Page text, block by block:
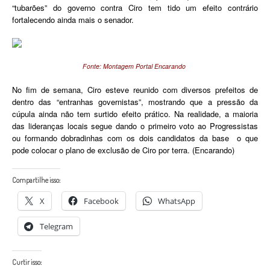
“tubarões” do governo contra Ciro tem tido um efeito contrário
fortalecendo ainda mais o senador.
Fonte: Montagem Portal Encarando
No fim de semana, Ciro esteve reunido com diversos prefeitos de
dentro das “entranhas governistas”, mostrando que a pressão da
cúpula ainda não tem surtido efeito prático. Na realidade, a maioria
das lideranças locais segue dando o primeiro voto ao Progressistas
ou formando dobradinhas com os dois candidatos da base o que
pode colocar o plano de exclusão de Ciro por terra. (Encarando)
Compartilhe isso:
X Facebook WhatsApp
Telegram
Curtir isso: